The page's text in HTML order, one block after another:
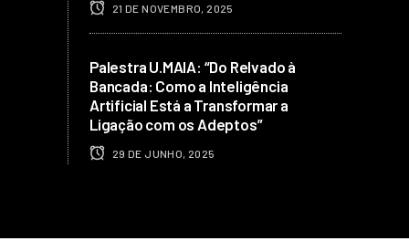
21 DE NOVEMBRO, 2025
Palestra U.MAIA: “Do Relvado à
Bancada: Como a Inteligência
Artificial Está a Transformar a
Ligação com os Adeptos”
29 DE JUNHO, 2025